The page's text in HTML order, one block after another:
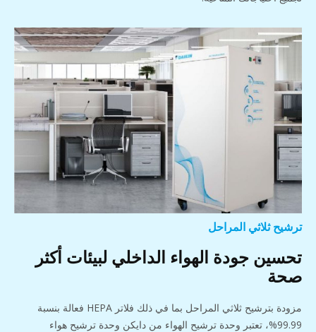
ترشيح ثلاثي المراحل
تحسين جودة الهواء الداخلي لبيئات أكثر
صحة
مزودة بترشيح ثلاثي المراحل بما في ذلك فلاتر HEPA فعالة بنسبة
99.99%، تعتبر وحدة ترشيح الهواء من دايكن وحدة ترشيح هواء